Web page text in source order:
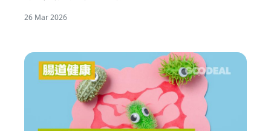
26 Mar 2026